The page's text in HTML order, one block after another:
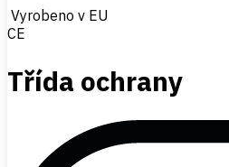
Vyrobeno v EU
CE
Třída ochrany